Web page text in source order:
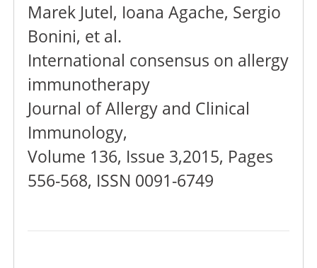
Marek Jutel, Ioana Agache, Sergio
Bonini, et al.
International consensus on allergy
immunotherapy
Journal of Allergy and Clinical
Immunology,
Volume 136, Issue 3,2015, Pages
556-568, ISSN 0091-6749